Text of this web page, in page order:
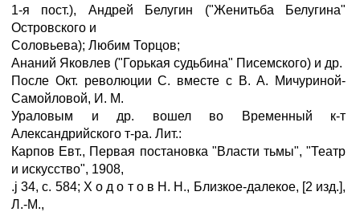
1-я пост.), Андрей Белугин ("Женитьба Белугина"
Островского и
Соловьева); Любим Торцов;
Ананий Яковлев ("Горькая судьбина" Писемского) и др.
После Окт. революции С. вместе с В. А. Мичуриной-
Самойловой, И. М.
Ураловым и др. вошел во Временный к-т
Александрийского т-ра. Лит.:
Карпов Евт., Первая постановка "Власти тьмы", "Театр
и искусство", 1908,
.ј 34, с. 584; X о д о т о в Н. Н., Близкое-далекое, [2 изд.],
Л.-М.,